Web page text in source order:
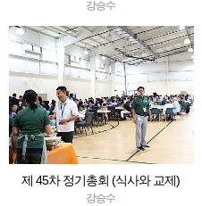
강승수
제 45차 정기총회 (식사와 교제)
강승수